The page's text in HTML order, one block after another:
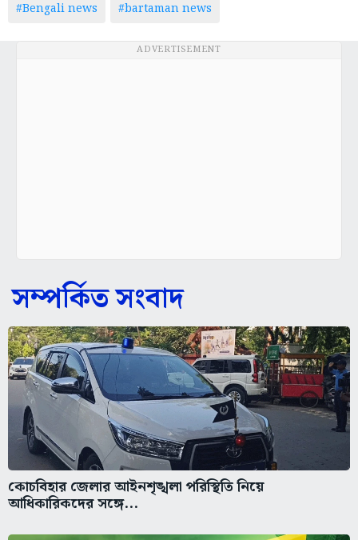
#Bengali news #bartaman news
ADVERTISEMENT
সম্পর্কিত সংবাদ
কোচবিহার জেলার আইনশৃঙ্খলা পরিস্থিতি নিয়ে
আধিকারিকদের সঙ্গে...